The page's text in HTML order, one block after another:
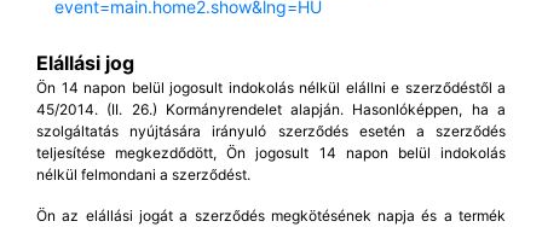
event=main.home2.show&lng=HU
Elállási jog
Ön 14 napon belül jogosult indokolás nélkül elállni e szerződéstől a
45/2014. (II. 26.) Kormányrendelet alapján. Hasonlóképpen, ha a
szolgáltatás nyújtására irányuló szerződés esetén a szerződés
teljesítése megkezdődött, Ön jogosult 14 napon belül indokolás
nélkül felmondani a szerződést.
Ön az elállási jogát a szerződés megkötésének napja és a termék